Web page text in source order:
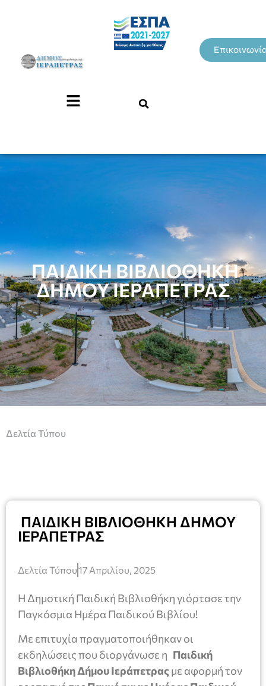
ΠΑΙΔΙΚΗ ΒΙΒΛΙΟΘΗΚΗ
ΔΗΜΟΥ ΙΕΡΑΠΕΤΡΑΣ
Δελτία Τύπου
ΠΑΙΔΙΚΗ ΒΙΒΛΙΟΘΗΚΗ ΔΗΜΟΥ
ΙΕΡΑΠΕΤΡΑΣ
Δελτία Τύπου17 Απριλίου, 2025
Η Δημοτική Παιδική Βιβλιοθήκη γιόρτασε την
Παγκόσμια Ημέρα Παιδικού Βιβλίου!
Με επιτυχία πραγματοποιήθηκαν οι
εκδηλώσεις που διοργάνωσε η Παιδική
Βιβλιοθήκη Δήμου Ιεράπετρας με αφορμή τον